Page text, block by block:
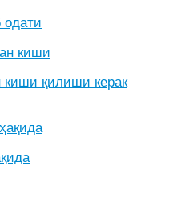
одати
киши қилиши керак